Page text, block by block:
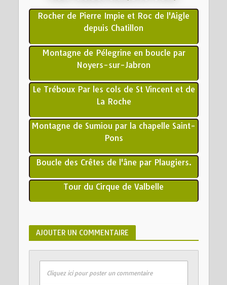
Rocher de Pierre Impie et Roc de l'Aigle
depuis Chatillon
Montagne de Pélegrine en boucle par
Noyers-sur-Jabron
Le Tréboux Par les cols de St Vincent et de
La Roche
Montagne de Sumiou par la chapelle Saint-
Pons
Boucle des Crêtes de l'âne par Plaugiers.
Tour du Cirque de Valbelle
AJOUTER UN COMMENTAIRE
Cliquez ici pour poster un commentaire